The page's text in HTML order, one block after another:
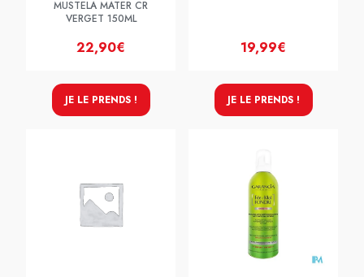
MUSTELA MATER CR
VERGET 150ML
22,90€
JE LE PRENDS !
19,99€
JE LE PRENDS !